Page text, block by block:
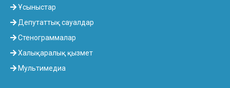
Ұсыныстар
Депутаттық сауалдар
Стенограммалар
Халықаралық қызмет
Мультимедиа